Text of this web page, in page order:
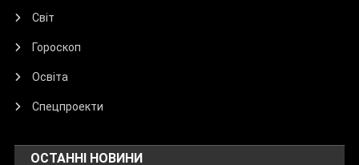
Світ
Гороскоп
Освіта
Спецпроекти
ОСТАННІ НОВИНИ